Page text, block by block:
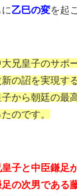
乙巳の変を起
兄皇子のサポ
の詔を実現す
から朝廷の最
のです。
子と中臣鎌足
の次男である